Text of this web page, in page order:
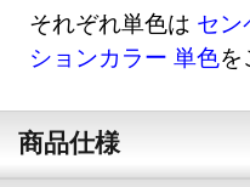
それぞれ単色は セン
ションカラー 単色を
商品仕様